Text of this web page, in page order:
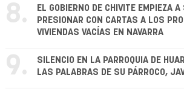
8.
EL GOBIERNO DE CHIVITE EMPIEZA
PRESIONAR CON CARTAS A LOS
VIVIENDAS VACÍAS EN NAVARRA
9.
SILENCIO EN LA PARROQUIA DE
LAS PALABRAS DE SU PÁRROCO,